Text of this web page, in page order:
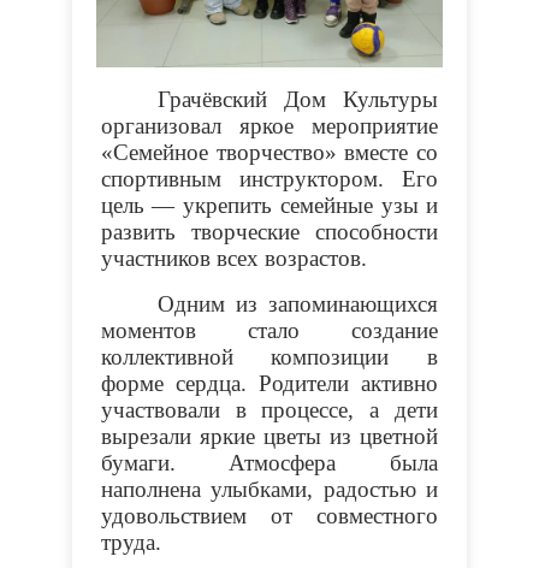
Грачёвский Дом Культуры
организовал яркое мероприятие
«Семейное творчество» вместе со
спортивным инструктором. Его
цель — укрепить семейные узы и
развить творческие способности
участников всех возрастов.
Одним из запоминающихся
моментов стало создание
коллективной композиции в
форме сердца. Родители активно
участвовали в процессе, а дети
вырезали яркие цветы из цветной
бумаги. Атмосфера была
наполнена улыбками, радостью и
удовольствием от совместного
труда.